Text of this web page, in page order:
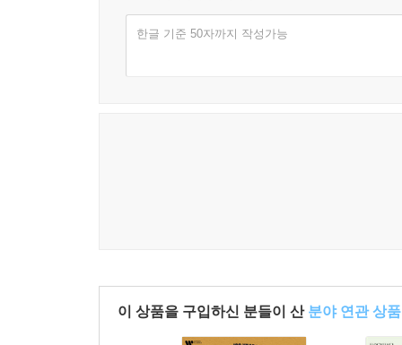
한글 기준 50자까지 작성가능
이 상품을 구입하신 분들이 산 분야 연관 상품